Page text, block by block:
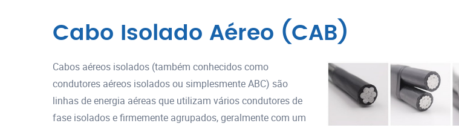
Cabo Isolado Aéreo (CAB)
Cabos aéreos isolados (também conhecidos como
condutores aéreos isolados ou simplesmente ABC) são
linhas de energia aéreas que utilizam vários condutores de
fase isolados e firmemente agrupados, geralmente com um